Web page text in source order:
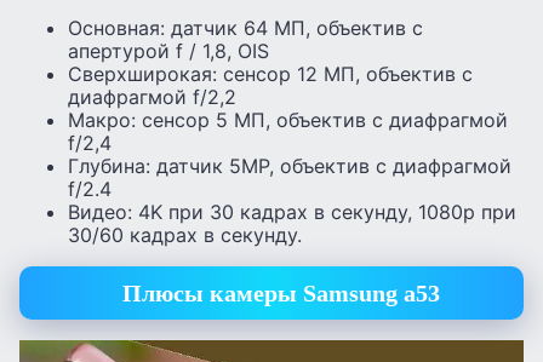
Основная: датчик 64 МП, объектив с
апертурой f / 1,8, OIS
Сверхширокая: сенсор 12 МП, объектив с
диафрагмой f/2,2
Макро: сенсор 5 МП, объектив с диафрагмой
f/2,4
Глубина: датчик 5MP, объектив с диафрагмой
f/2.4
Видео: 4K при 30 кадрах в секунду, 1080p при
30/60 кадрах в секунду.
Плюсы камеры Samsung a53